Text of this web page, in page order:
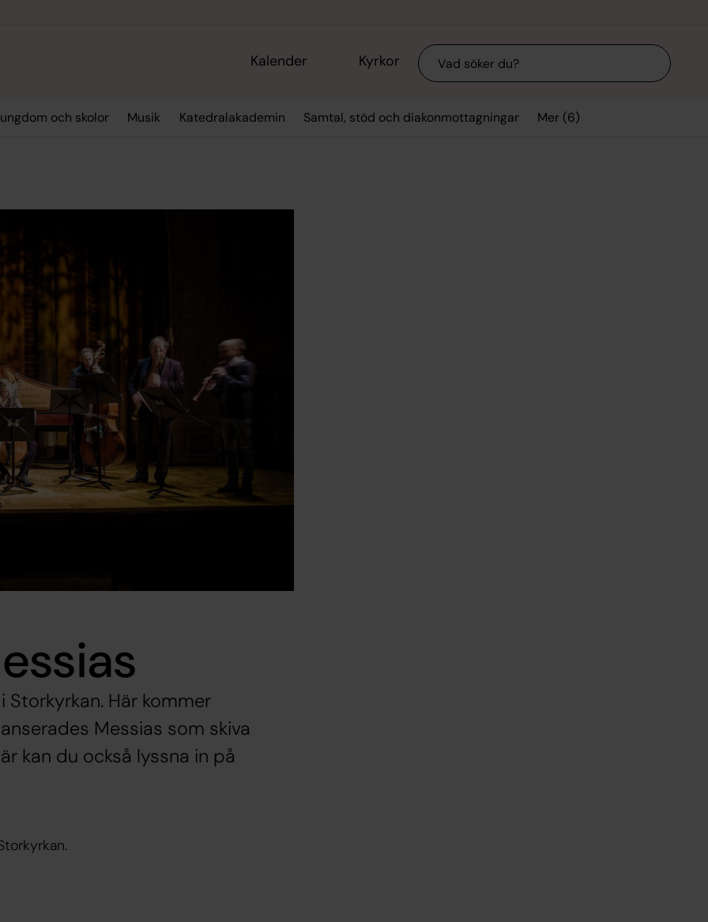
Kalender Kyrkor Sök
och skolor Musik Katedralakademin Samtal, stöd och diakonmottagningar Mer (6)
Storkyrkan. Här kommer
Messias som skiva
kan du också lyssna in på